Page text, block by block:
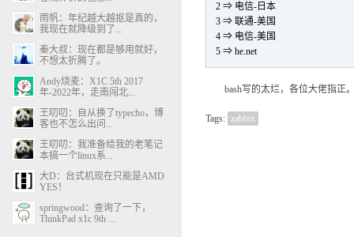
2 ⇒ 电信-日本
3 ⇒ 联通-美国
4 ⇒ 电信-美国
5 ⇒ he.net
bash写的太烂，各位大佬指正
Tags: zabbix
雨帆：年纪越大越抠是真的，
我现在就降级到了...
秦大叔：现在都是够用就好，
不想太折腾了。
Andy烧麦：X1C 5th 2017
年-2022年，走南闯北...
王叨叨：自从换了typecho，博
客也不怎么出问...
王叨叨：我准备给我的老笔记
本搞一个linux系...
大D：台式机现在只能是AMD
YES！
springwood：查询了一下，
ThinkPad x1c 9th ...